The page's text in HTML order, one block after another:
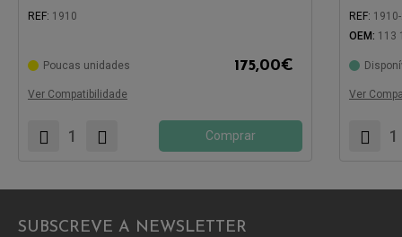
REF: 1910
Poucas unidades 175,00€
Ver Compatibilidade
Comprar
REF:
OEM: 113
Ver
SUBSCREVE A NEWSLETTER